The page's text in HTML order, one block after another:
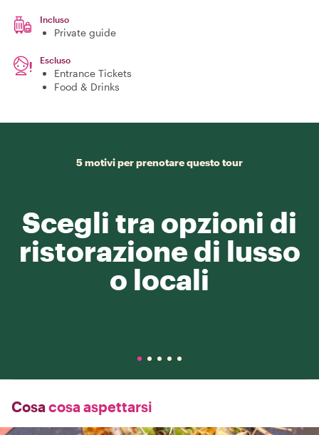
Incluso
Private guide
Escluso
Entrance Tickets
Food & Drinks
5 motivi per prenotare questo tour
Scegli tra opzioni di
ristorazione di lusso
o locali
Cosa cosa aspettarsi